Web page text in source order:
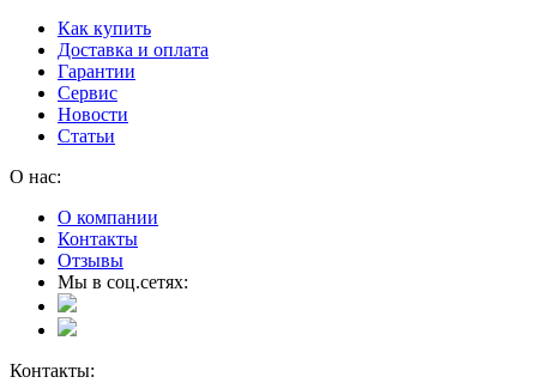
Как купить
Доставка и оплата
Гарантии
Сервис
Новости
Статьи
О нас:
О компании
Контакты
Отзывы
Мы в соц.сетях:
Контакты: